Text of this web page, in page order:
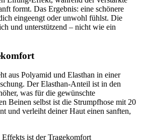
formt. Das Ergebnis: eine schönere
eingeengt oder unwohl fühlst. Die
und unterstützend – nicht wie ein
aus Polyamid und Elasthan in einer
Der Elasthan-Anteil ist in den
was für die gewünschte
Beinen selbst ist die Strumpfhose mit 20
und verleiht deiner Haut einen sanften,
ist der Tragekomfort